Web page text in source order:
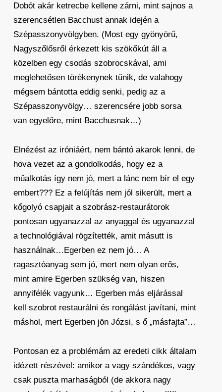
Dobót akár ketrecbe kellene zárni, mint sajnos a
szerencsétlen Bacchust annak idején a
Szépasszonyvölgyben. (Most egy gyönyörű,
Nagyszőlősről érkezett kis szökőkút áll a
közelben egy csodás szobrocskával, ami
meglehetősen törékenynek tűnik, de valahogy
mégsem bántotta eddig senki, pedig az a
Szépasszonyvölgy… szerencsére jobb sorsa
van egyelőre, mint Bacchusnak…)
Elnézést az iróniáért, nem bántó akarok lenni, de
hova vezet az a gondolkodás, hogy ez a
műalkotás így nem jó, mert a lánc nem bír el egy
embert??? Ez a felújítás nem jól sikerült, mert a
kőgolyó csapjait a szobrász-restaurátorok
pontosan ugyanazzal az anyaggal és ugyanazzal
a technológiával rögzítették, amit másutt is
használnak…Egerben ez nem jó… A
ragasztóanyag sem jó, mert nem olyan erős,
mint amire Egerben szükség van, hiszen
annyifélék vagyunk… Egerben más eljárással
kell szobrot restaurálni és rongálást javítani, mint
máshol, mert Egerben jön Józsi, s ő „másfajta”…
Pontosan ez a problémám az eredeti cikk általam
idézett részével: amikor a vagy szándékos, vagy
csak puszta marhaságból (de akkora nagy